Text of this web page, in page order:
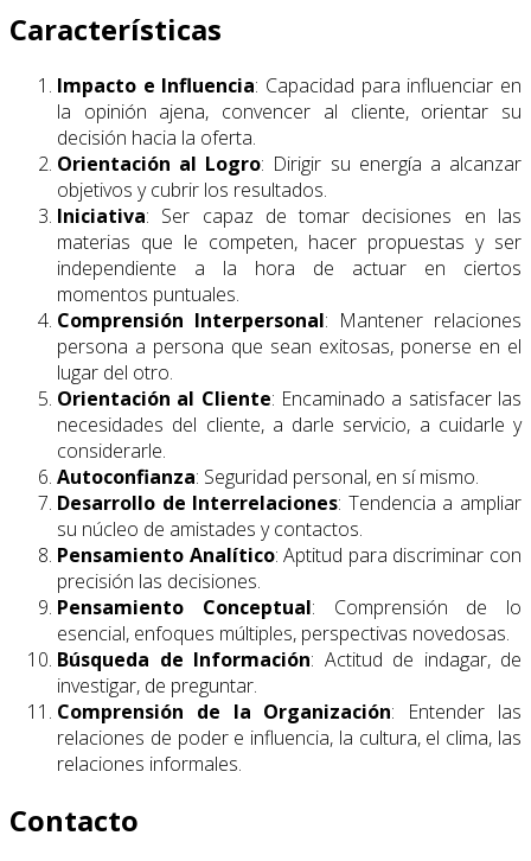
Características
Impacto e Influencia: Capacidad para influenciar en
la opinión ajena, convencer al cliente, orientar su
decisión hacia la oferta.
Orientación al Logro: Dirigir su energía a alcanzar
objetivos y cubrir los resultados.
Iniciativa: Ser capaz de tomar decisiones en las
materias que le competen, hacer propuestas y ser
independiente a la hora de actuar en ciertos
momentos puntuales.
Comprensión Interpersonal: Mantener relaciones
persona a persona que sean exitosas, ponerse en el
lugar del otro.
Orientación al Cliente: Encaminado a satisfacer las
necesidades del cliente, a darle servicio, a cuidarle y
considerarle.
Autoconfianza: Seguridad personal, en sí mismo.
Desarrollo de Interrelaciones: Tendencia a ampliar
su núcleo de amistades y contactos.
Pensamiento Analítico: Aptitud para discriminar con
precisión las decisiones.
Pensamiento Conceptual: Comprensión de lo
esencial, enfoques múltiples, perspectivas novedosas.
Búsqueda de Información: Actitud de indagar, de
investigar, de preguntar.
Comprensión de la Organización: Entender las
relaciones de poder e influencia, la cultura, el clima, las
relaciones informales.
Contacto